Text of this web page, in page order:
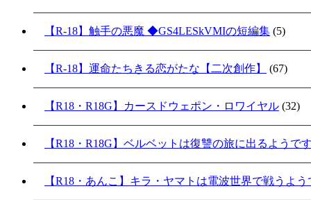
【R-18】触手の悪魔 ◆GS4LESkVMIの短編集 (5)
【R-18】運命たちきる恋がたな【二次創作】 (67)
【R18・R18G】カースドウェポン・ロワイヤル (32)
【R18・R18G】ベルベットは復讐の旅に出るようで
【R18・あんこ】キラ・ヤマトは電波世界で戦うよ